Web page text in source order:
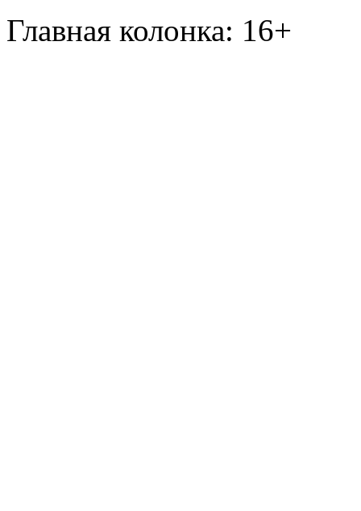
Главная колонка: 16+